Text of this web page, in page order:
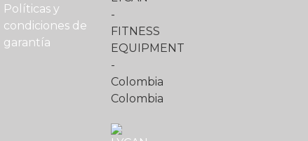
Políticas y
condiciones de
garantía
Colombia